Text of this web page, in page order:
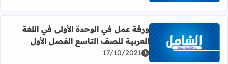
اقرأ المزيد عن ورقة عمل في الوحدة الأولى في اللغة
ورقة عمل في الوحدة الأولى في اللغة
العربية للصف التاسع الفصل الأول
17/10/2021